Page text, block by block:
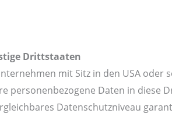
Drittstaaten
mit Sitz in den USA
personenbezogene Daten in
Datenschutzniveau